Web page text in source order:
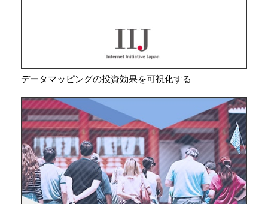
データマッピングの投資効果を可視化する